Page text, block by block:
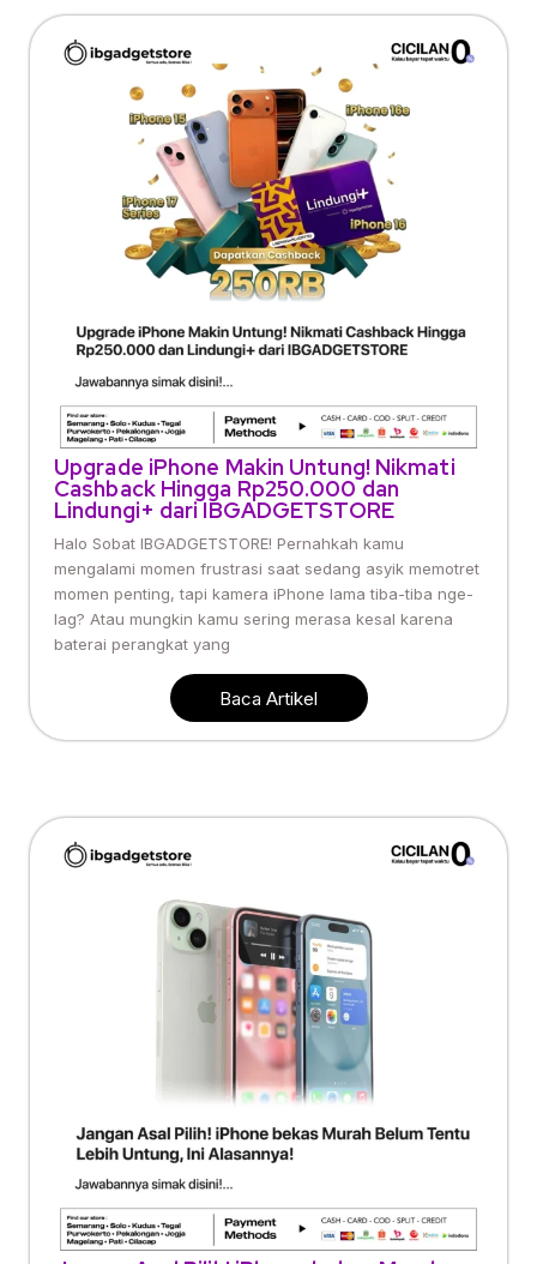
Upgrade iPhone Makin Untung! Nikmati
Cashback Hingga Rp250.000 dan
Lindungi+ dari IBGADGETSTORE
Halo Sobat IBGADGETSTORE! Pernahkah kamu
mengalami momen frustrasi saat sedang asyik memotret
momen penting, tapi kamera iPhone lama tiba-tiba nge-
lag? Atau mungkin kamu sering merasa kesal karena
baterai perangkat yang
Baca Artikel